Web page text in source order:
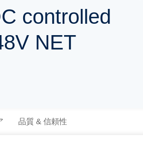
controlled
NET
品質 & 信頼性